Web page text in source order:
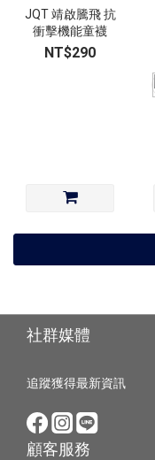
JQT 靖啟騰飛 抗
衝擊機能童襪
NT$290
社群媒體
追蹤獲得最新資訊
顧客服務